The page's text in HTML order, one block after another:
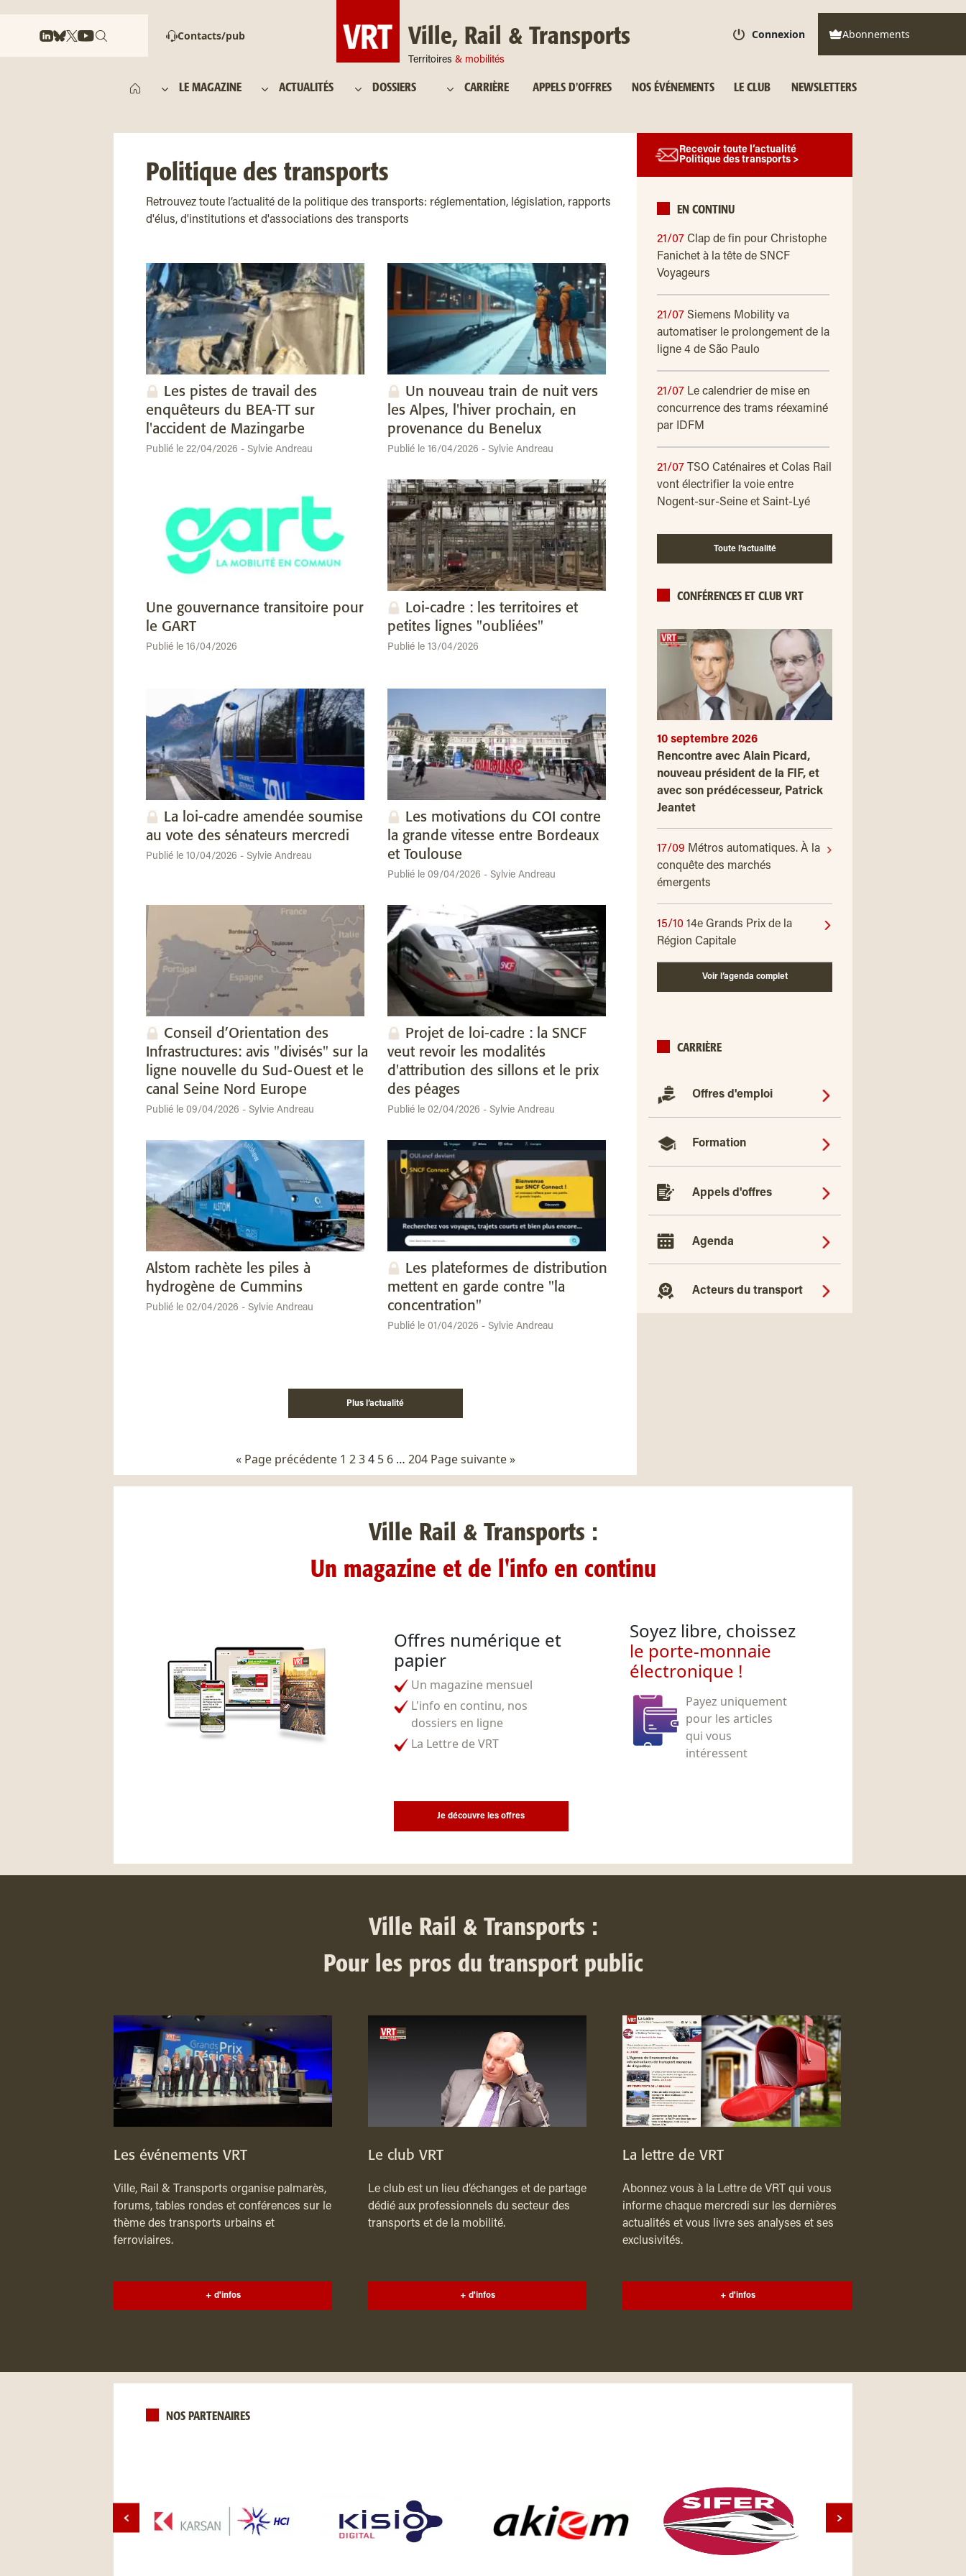
Contacts/pub Ville, Rail & Transports
Territoires & mobilités
Connexion Abonnements
LE MAGAZINE ACTUALITÉS DOSSIERS CARRIÈRE APPELS D'OFFRES NOS ÉVÉNEMENTS LE CLUB NEWSLETTERS
Politique des transports
Retrouvez toute l’actualité de la politique des transports: réglementation, législation, rapports
d'élus, d'institutions et d'associations des transports
Les pistes de travail des
enquêteurs du BEA-TT sur
l'accident de Mazingarbe
Publié le 22/04/2026 - Sylvie Andreau
Un nouveau train de nuit vers
les Alpes, l'hiver prochain, en
provenance du Benelux
Publié le 16/04/2026 - Sylvie Andreau
Une gouvernance transitoire pour
le GART
Publié le 16/04/2026
Loi-cadre : les territoires et
petites lignes "oubliées"
Publié le 13/04/2026
La loi-cadre amendée soumise
au vote des sénateurs mercredi
Publié le 10/04/2026 - Sylvie Andreau
Les motivations du COI contre
la grande vitesse entre Bordeaux
et Toulouse
Publié le 09/04/2026 - Sylvie Andreau
Conseil d’Orientation des
Infrastructures: avis "divisés" sur la
ligne nouvelle du Sud-Ouest et le
canal Seine Nord Europe
Publié le 09/04/2026 - Sylvie Andreau
Projet de loi-cadre : la SNCF
veut revoir les modalités
d'attribution des sillons et le prix
des péages
Publié le 02/04/2026 - Sylvie Andreau
Alstom rachète les piles à
hydrogène de Cummins
Publié le 02/04/2026 - Sylvie Andreau
Les plateformes de distribution
mettent en garde contre "la
concentration"
Publié le 01/04/2026 - Sylvie Andreau
Plus l’actualité
Pagination
des
« Page précédente 1 2 3 4 5 6 … 204 Page suivante »
Recevoir toute l’actualité
Politique des transports >
EN CONTINU
21/07 Clap de fin pour Christophe
Fanichet à la tête de SNCF
Voyageurs
21/07 Siemens Mobility va
automatiser le prolongement de la
ligne 4 de São Paulo
21/07 Le calendrier de mise en
concurrence des trams réexaminé
par IDFM
21/07
TSO Caténaires et Colas Rail
vont électrifier la voie entre
Nogent-sur-Seine et Saint-Lyé
Toute l’actualité
CONFÉRENCES ET CLUB VRT
10 septembre 2026
Rencontre avec Alain Picard,
nouveau président de la FIF, et
avec son prédécesseur, Patrick
Jeantet
17/09 Métros automatiques. À la
conquête des marchés
émergents
15/10 14e Grands Prix de la
Région Capitale
Voir l’agenda complet
CARRIÈRE
Offres d'emploi
Formation
Appels d'offres
Agenda
Acteurs du transport
Ville Rail & Transports :
Un magazine et de l'info en continu
Offres numérique et
papier
Un magazine mensuel
L'info en continu, nos
dossiers en ligne
La Lettre de VRT
Soyez libre, choissez
le porte-monnaie
électronique !
Payez uniquement
pour les articles
qui vous
intéressent
Je découvre les offres
Ville Rail & Transports :
Pour les pros du transport public
Les événements VRT
Ville, Rail & Transports organise palmarès,
forums, tables rondes et conférences sur le
thème des transports urbains et
ferroviaires.
+ d'infos
Le club VRT
Le club est un lieu d’échanges et de partage
dédié aux professionnels du secteur des
transports et de la mobilité.
+ d'infos
La lettre de VRT
Abonnez vous à la Lettre de VRT qui vous
informe chaque mercredi sur les dernières
actualités et vous livre ses analyses et ses
exclusivités.
+ d'infos
NOS PARTENAIRES